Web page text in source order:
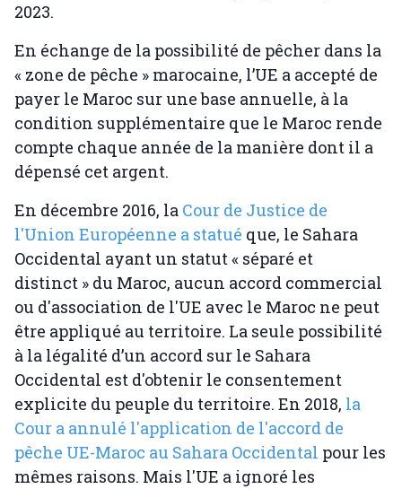
2023.
En échange de la possibilité de pêcher dans la
« zone de pêche » marocaine, l’UE a accepté de
payer le Maroc sur une base annuelle, à la
condition supplémentaire que le Maroc rende
compte chaque année de la manière dont il a
dépensé cet argent.
En décembre 2016, la Cour de Justice de
l'Union Européenne a statué que, le Sahara
Occidental ayant un statut « séparé et
distinct » du Maroc, aucun accord commercial
ou d'association de l'UE avec le Maroc ne peut
être appliqué au territoire. La seule possibilité
à la légalité d’un accord sur le Sahara
Occidental est d'obtenir le consentement
explicite du peuple du territoire. En 2018, la
Cour a annulé l'application de l'accord de
pêche UE-Maroc au Sahara Occidental pour les
mêmes raisons. Mais l'UE a ignoré les